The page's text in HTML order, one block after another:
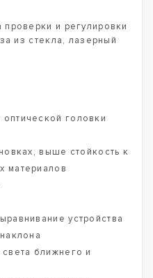
проверки и регулировки
из стекла, лазерный
головки
выше стойкость к
материалов
устройства
света ближнего и